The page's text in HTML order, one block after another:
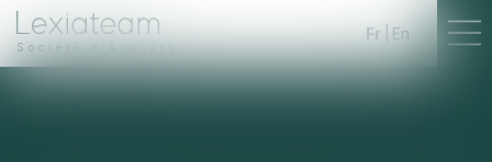
Société d'Avocats
Fr En